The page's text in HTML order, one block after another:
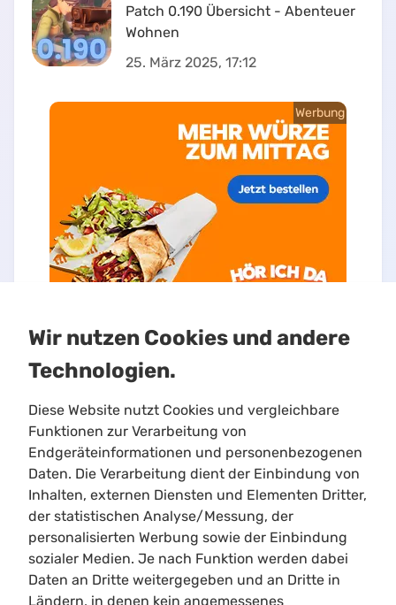
Patch 0.190 Übersicht - Abenteuer
Wohnen
25. März 2025, 17:12
Werbung
Limitloot
Roadmap
Kontakt
Kooperationen
Wir nutzen Cookies und andere
Technologien.
Diese Website nutzt Cookies und vergleichbare
Funktionen zur Verarbeitung von
Endgeräteinformationen und personenbezogenen
Daten. Die Verarbeitung dient der Einbindung von
Inhalten, externen Diensten und Elementen Dritter,
der statistischen Analyse/Messung, der
personalisierten Werbung sowie der Einbindung
sozialer Medien. Je nach Funktion werden dabei
Daten an Dritte weitergegeben und an Dritte in
Ländern, in denen kein angemessenes